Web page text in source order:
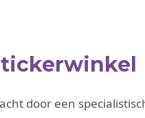
door een